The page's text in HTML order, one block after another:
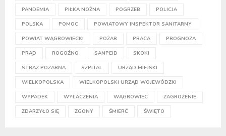
PANDEMIA PIŁKA NOŻNA POGRZEB POLICJA
POLSKA POMOC POWIATOWY INSPEKTOR SANITARNY
POWIAT WĄGROWIECKI POŻAR PRACA PROGNOZA
PRĄD ROGOŹNO SANPEID SKOKI
STRAŻ POŻARNA SZPITAL URZĄD MIEJSKI
WIELKOPOLSKA WIELKOPOLSKI URZĄD WOJEWÓDZKI
WYPADEK WYŁĄCZENIA WĄGROWIEC ZAGROŻENIE
ZDARZYŁO SIĘ ZGONY ŚMIERĆ ŚWIĘTO